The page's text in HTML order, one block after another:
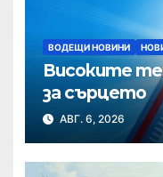
ВОДЕЩИ НОВИНИ
Високите
за сърцето
АВГ. 6, 2026